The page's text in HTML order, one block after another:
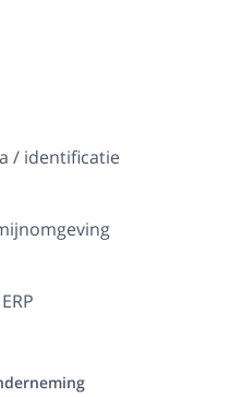
/ identificatie